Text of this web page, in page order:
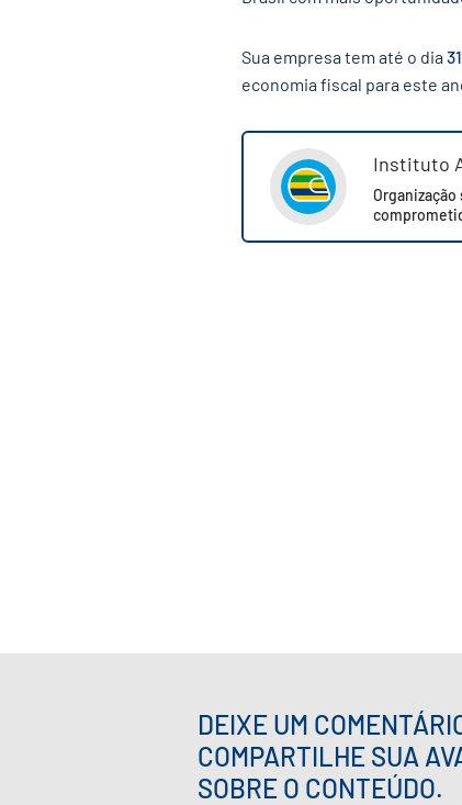
Sua empresa tem até o dia
economia fiscal para este
Instituto
DEIXE UM
COMPARTILHE SUA
SOBRE O CONTEÚDO.